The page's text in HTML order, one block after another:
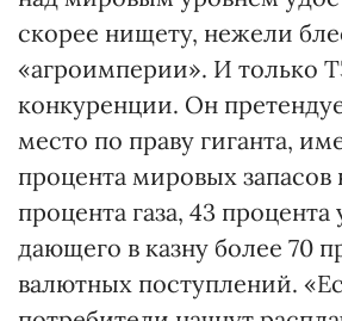
скорее нищету, нежели
«агроимперии». И только
конкуренции. Он
место по праву гиганта,
процента мировых запасов
процента газа, 43 процента
дающего в казну более 70
валютных поступлений.